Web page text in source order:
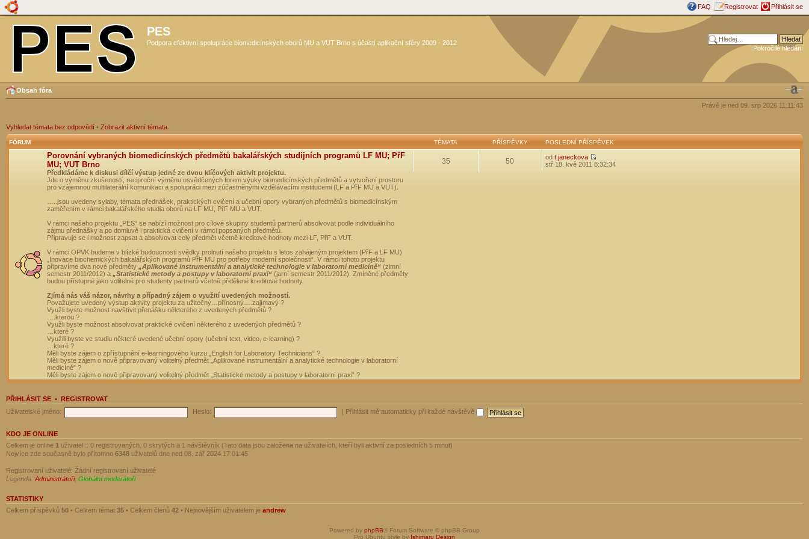
FAQ Registrovat Přihlásit se
PES
Podpora efektivní spolupráce biomedicínských oborů MU a VUT Brno s účastí aplikační sféry 2009 - 2012
Pokročilé hledání
Obsah fóra
Právě je ned 09. srp 2026 11:11:43
Vyhledat témata bez odpovědí • Zobrazit aktivní témata
FÓRUM TÉMATA PŘÍSPĚVKY POSLEDNÍ PŘÍSPĚVEK
Porovnání vybraných biomedicínských předmětů bakalářských studijních programů LF MU; PřF
MU; VUT Brno
Předkládáme k diskusi dílčí výstup jedné ze dvou klíčových aktivit projektu.
Jde o výměnu zkušeností, reciproční výměnu osvědčených forem výuky biomedicínských předmětů a vytvoření prostoru
pro vzájemnou multilaterální komunikaci a spolupráci mezi zúčastněnými vzdělávacími institucemi (LF a PřF MU a VUT).
…..jsou uvedeny sylaby, témata přednášek, praktických cvičení a učební opory vybraných předmětů s biomedicínským
zaměřením v rámci bakalářského studia oborů na LF MU, PřF MU a VUT.
V rámci našeho projektu „PES“ se nabízí možnost pro cílové skupiny studentů partnerů absolvovat podle individuálního
zájmu přednášky a po domluvě i praktická cvičení v rámci popsaných předmětů.
Připravuje se i možnost zapsat a absolvovat celý předmět včetně kreditové hodnoty mezi LF, PřF a VUT.
V rámci OPVK budeme v blízké budoucnosti svědky prolnutí našeho projektu s letos zahájeným projektem (PřF a LF MU)
„Inovace biochemických bakalářských programů PřF MU pro potřeby moderní společnosti“. V rámci tohoto projektu
připravíme dva nové předměty „Aplikované instrumentální a analytické technologie v laboratorní medicíně“ (zimní
semestr 2011/2012) a „Statistické metody a postupy v laboratorní praxi“ (jarní semestr 2011/2012). Zmíněné předměty
budou přístupné jako volitelné pro studenty partnerů včetně přidělené kreditové hodnoty.
Zjímá nás váš názor, návrhy a případný zájem o využití uvedených možností.
Považujete uvedený výstup aktivity projektu za užitečný…přínosný….zajímavý ?
Využli byste možnost navštívit přenášku některého z uvedených předmětů ?
….kterou ?
Využli byste možnost absolvovat praktické cvičení některého z uvedených předmětů ?
…které ?
Využili byste ve studiu některé uvedené učební opory (učební text, video, e-learning) ?
…které ?
Měli byste zájem o zpřístupnění e-learningového kurzu „English for Laboratory Technicians“ ?
Měli byste zájem o nově připravovaný volitelný předmět „Aplikované instrumentální a analytické technologie v laboratorní
medicíně“ ?
Měli byste zájem o nově připravovaný volitelný předmět „Statistické metody a postupy v laboratorní praxi“ ?
35 50 od t.janeckova
stř 18. kvě 2011 8:32:34
PŘIHLÁSIT SE • REGISTROVAT
Uživatelské jméno:
Heslo: Přihlásit mě automaticky při každé návštěvě
KDO JE ONLINE
Celkem je online 1 uživatel :: 0 registrovaných, 0 skrytých a 1 návštěvník (Tato data jsou založena na uživatelích, kteří byli aktivní za posledních 5 minut)
Nejvíce zde současně bylo přítomno 6348 uživatelů dne ned 08. zář 2024 17:01:45
Registrovaní uživatelé: Žádní registrovaní uživatelé
Legenda: Administrátoři, Globální moderátoři
STATISTIKY
Celkem příspěvků 50 • Celkem témat 35 • Celkem členů 42 • Nejnovějším uživatelem je andrew
Powered by phpBB® Forum Software © phpBB Group
Pro Ubuntu style by Ishimaru Design